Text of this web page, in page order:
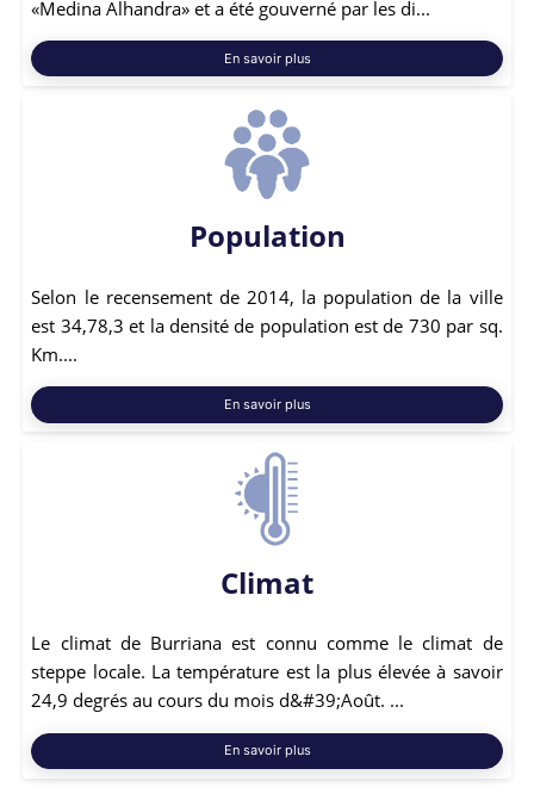
«Medina Alhandra» et a été gouverné par les di...
En savoir plus
Population
Selon le recensement de 2014, la population de la ville
est 34,78,3 et la densité de population est de 730 par sq.
Km....
En savoir plus
Climat
Le climat de Burriana est connu comme le climat de
steppe locale. La température est la plus élevée à savoir
24,9 degrés au cours du mois d&#39;Août. ...
En savoir plus